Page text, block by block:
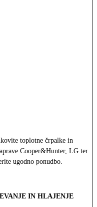
toplotne črpalke in
Cooper&Hunter, LG ter
ugodno ponudbo.
IN HLAJENJE